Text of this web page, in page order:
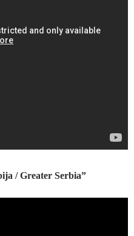
/ Greater Serbia”